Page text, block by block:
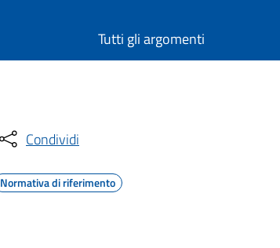
Tutti gli argomenti
Condividi
Normativa di riferimento